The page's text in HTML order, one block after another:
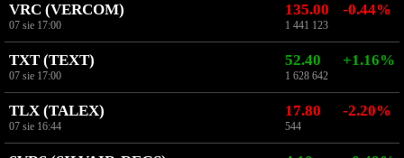
VRC (VERCOM)
07 sie 17:00
135.00
1 441 123
-0.44%
TXT (TEXT)
07 sie 17:00
52.40
1 628 642
+1.16%
TLX (TALEX)
07 sie 16:44
17.80
544
-2.20%